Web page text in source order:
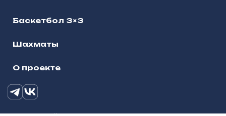
Баскетбол 3×3
Шахматы
О проекте